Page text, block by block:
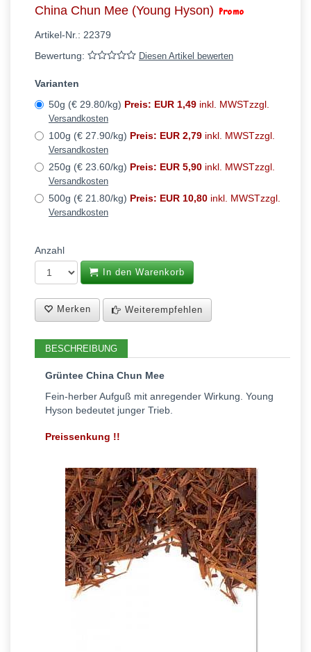
China Chun Mee (Young Hyson)
Artikel-Nr.: 22379
Bewertung:
Diesen Artikel bewerten
Varianten
50g (€ 29.80/kg) Preis: EUR 1,49 inkl. MWSTzzgl.
Versandkosten
100g (€ 27.90/kg) Preis: EUR 2,79 inkl. MWSTzzgl.
Versandkosten
250g (€ 23.60/kg) Preis: EUR 5,90 inkl. MWSTzzgl.
Versandkosten
500g (€ 21.80/kg) Preis: EUR 10,80 inkl. MWSTzzgl.
Versandkosten
Anzahl
In den Warenkorb
Merken Weiterempfehlen
BESCHREIBUNG
Grüntee China Chun Mee
Fein-herber Aufguß mit anregender Wirkung. Young
Hyson bedeutet junger Trieb.
Preissenkung !!